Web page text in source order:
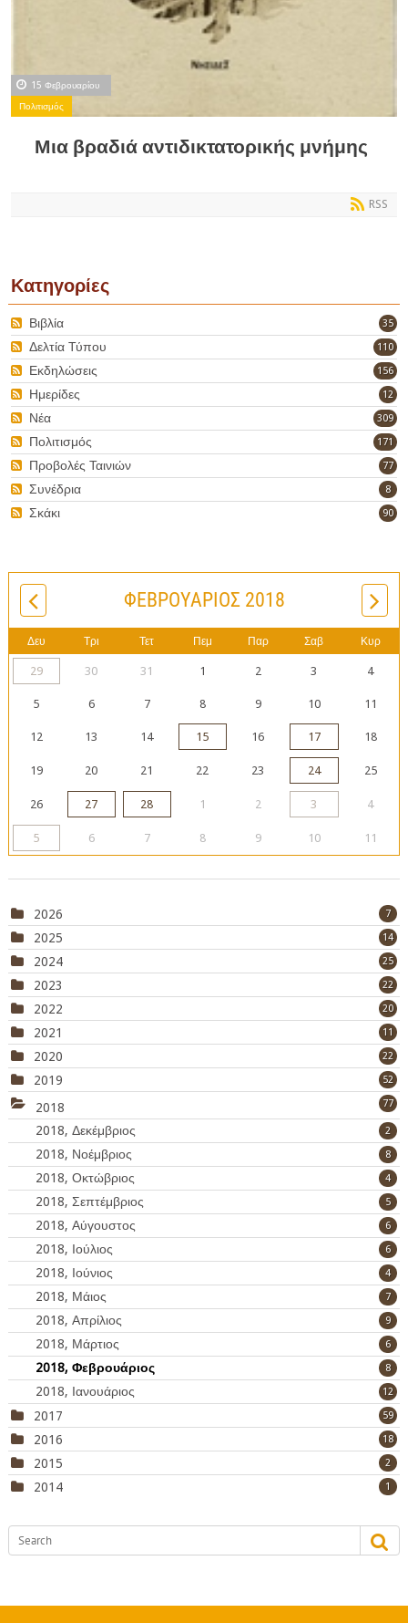
15 Φεβρουαρίου
Πολιτισμός
Μια βραδιά αντιδικτατορικής μνήμης
RSS
Κατηγορίες
35
Βιβλία
110
Δελτία Τύπου
156
Εκδηλώσεις
12
Ημερίδες
309
Νέα
171
Πολιτισμός
77
Προβολές Ταινιών
8
Συνέδρια
90
Σκάκι
ΦΕΒΡΟΥΆΡΙΟΣ 2018
Δευ Τρι Τετ Πεμ Παρ Σαβ Κυρ
29 30 31 1 2 3 4
5 6 7 8 9 10 11
12 13 14 15 16 17 18
19 20 21 22 23 24 25
26 27 28 1 2 3 4
5 6 7 8 9 10 11
2026 7
2025 14
2024 25
2023 22
2022 20
2021 11
2020 22
2019 52
2018 77
2018, Δεκέμβριος 2
2018, Νοέμβριος 8
2018, Οκτώβριος 4
2018, Σεπτέμβριος 5
2018, Αύγουστος 6
2018, Ιούλιος 6
2018, Ιούνιος 4
2018, Μάιος 7
2018, Απρίλιος 9
2018, Μάρτιος 6
2018, Φεβρουάριος 8
2018, Ιανουάριος 12
2017 59
2016 18
2015 2
2014 1